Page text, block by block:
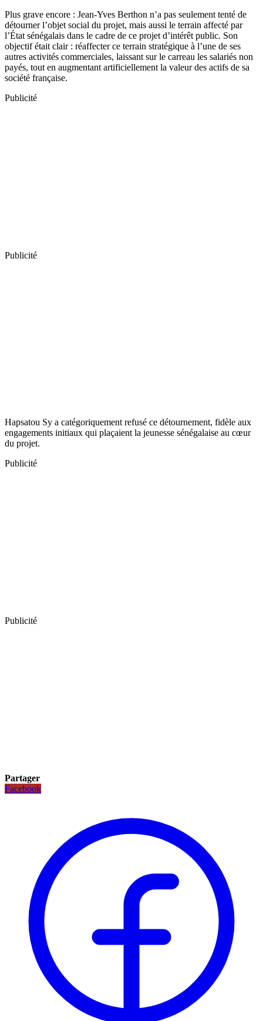
Plus grave encore : Jean-Yves Berthon n’a pas seulement tenté de
détourner l’objet social du projet, mais aussi le terrain affecté par
l’État sénégalais dans le cadre de ce projet d’intérêt public. Son
objectif était clair : réaffecter ce terrain stratégique à l’une de ses
autres activités commerciales, laissant sur le carreau les salariés non
payés, tout en augmentant artificiellement la valeur des actifs de sa
société française.
Publicité
Publicité
Hapsatou Sy a catégoriquement refusé ce détournement, fidèle aux
engagements initiaux qui plaçaient la jeunesse sénégalaise au cœur
du projet.
Publicité
Publicité
Partager
Facebook